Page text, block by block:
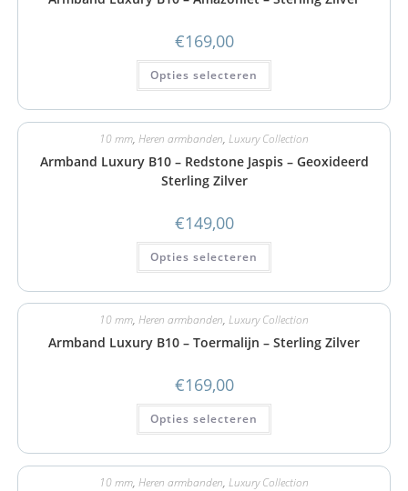
€169,00
Opties selecteren
10 mm, Heren armbanden, Luxury Collection
Armband Luxury B10 – Redstone Jaspis – Geoxideerd
Sterling Zilver
€149,00
Opties selecteren
10 mm, Heren armbanden, Luxury Collection
Armband Luxury B10 – Toermalijn – Sterling Zilver
€169,00
Opties selecteren
10 mm, Heren armbanden, Luxury Collection